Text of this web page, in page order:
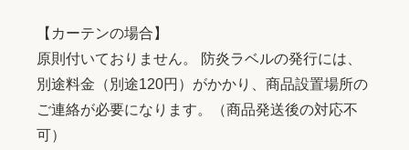
【カーテンの場合】
原則付いておりません。 防炎ラベルの発行には、
別途料金（別途120円）がかかり、商品設置場所の
ご連絡が必要になります。（商品発送後の対応不
可）